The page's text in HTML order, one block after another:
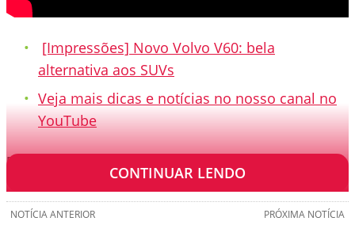
[Impressões] Novo Volvo V60: bela
alternativa aos SUVs
Veja mais dicas e notícias no nosso canal no
YouTube
[TRANSCRIÇÃO]
CONTINUAR LENDO
PRÓXIMA NOTÍCIA
NOTÍCIA ANTERIOR